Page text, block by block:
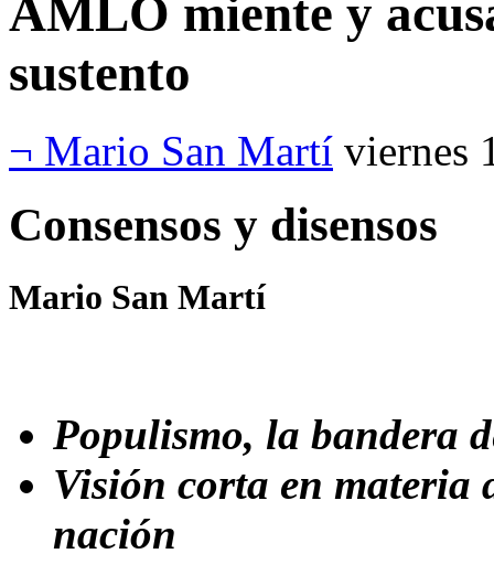
AMLO miente y
sustento
¬ Mario San Martí viernes
Consensos y disensos
Mario San Martí
Populismo, la bandera
Visión corta en materia
nación